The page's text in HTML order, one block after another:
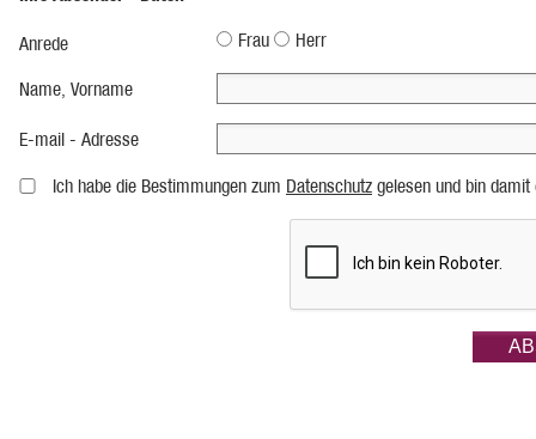
Anrede Frau Herr
Name, Vorname
E-mail - Adresse
Ich habe die Bestimmungen zum Datenschutz gelesen und bin